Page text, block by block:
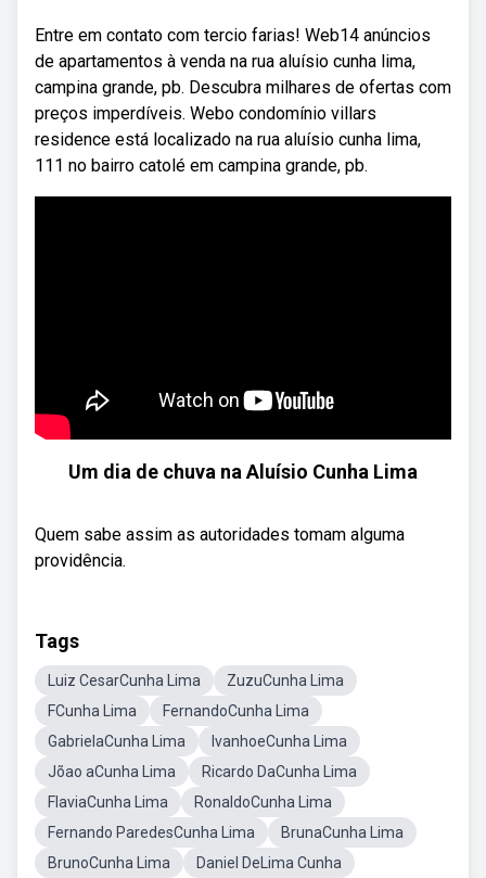
Entre em contato com tercio farias! Web14 anúncios
de apartamentos à venda na rua aluísio cunha lima,
campina grande, pb. Descubra milhares de ofertas com
preços imperdíveis. Webo condomínio villars
residence está localizado na rua aluísio cunha lima,
111 no bairro catolé em campina grande, pb.
Um dia de chuva na Aluísio Cunha Lima
Quem sabe assim as autoridades tomam alguma
providência.
Tags
Luiz CesarCunha Lima
ZuzuCunha Lima
FCunha Lima
FernandoCunha Lima
GabrielaCunha Lima
IvanhoeCunha Lima
Jõao aCunha Lima
Ricardo DaCunha Lima
FlaviaCunha Lima
RonaldoCunha Lima
Fernando ParedesCunha Lima
BrunaCunha Lima
BrunoCunha Lima
Daniel DeLima Cunha